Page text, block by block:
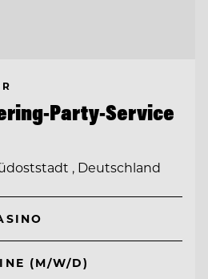
Party-Service
, Deutschland
(M/W/D)